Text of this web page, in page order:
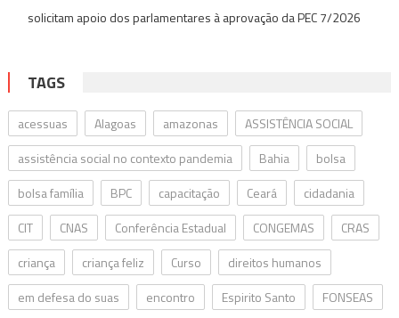
solicitam apoio dos parlamentares à aprovação da PEC 7/2026
TAGS
acessuas Alagoas amazonas
ASSISTÊNCIA SOCIAL
assistência social no contexto pandemia
Bahia
bolsa
bolsa família
BPC capacitação Ceará
cidadania
CIT
CNAS Conferência Estadual CONGEMAS
CRAS
criança
criança feliz Curso
direitos humanos
em defesa do suas
encontro Espirito Santo
FONSEAS